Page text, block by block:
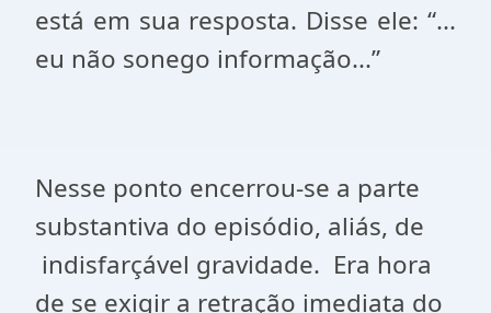
está em sua resposta. Disse ele: “...
eu não sonego informação...”
Nesse ponto encerrou-se a parte
substantiva do episódio, aliás, de
indisfarçável gravidade. Era hora
de se exigir a retração imediata do